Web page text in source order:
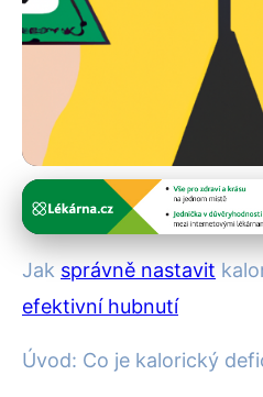
Hubnutí a diety
Jak nastavit
pro účinné a
Jak správně nastavit
efektivní hubnutí
Úvod: Co je kalorický